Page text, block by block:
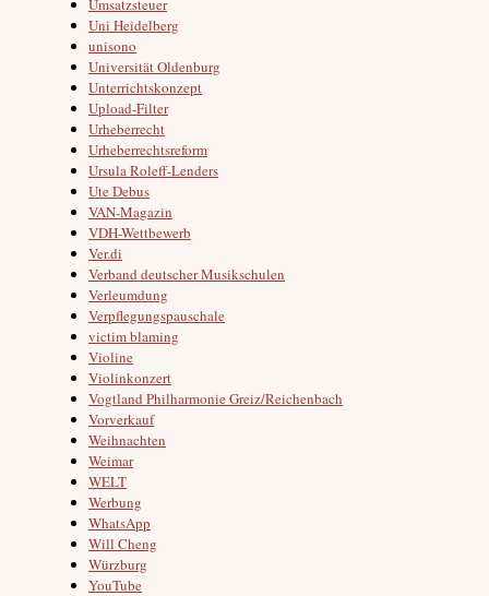
Umsatzsteuer
Uni Heidelberg
unisono
Universität Oldenburg
Unterrichtskonzept
Upload-Filter
Urheberrecht
Urheberrechtsreform
Ursula Roleff-Lenders
Ute Debus
VAN-Magazin
VDH-Wettbewerb
Ver.di
Verband deutscher Musikschulen
Verleumdung
Verpflegungspauschale
victim blaming
Violine
Violinkonzert
Vogtland Philharmonie Greiz/Reichenbach
Vorverkauf
Weihnachten
Weimar
WELT
Werbung
WhatsApp
Will Cheng
Würzburg
YouTube